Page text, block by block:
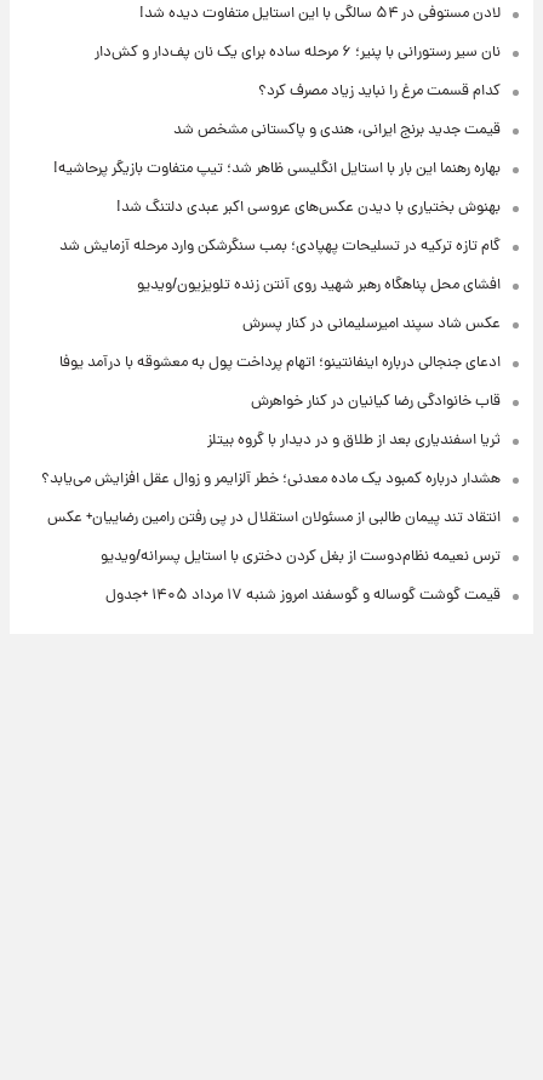
لادن مستوفی در ۵۴ سالگی با این استایل متفاوت دیده شد!
نان سیر رستورانی با پنیر؛ ۶ مرحله ساده برای یک نان پف‌دار و کش‌دار
کدام قسمت مرغ را نباید زیاد مصرف کرد؟
قیمت جدید برنج ایرانی، هندی و پاکستانی مشخص شد
بهاره رهنما این بار با استایل انگلیسی ظاهر شد؛ تیپ متفاوت بازیگر پرحاشیه!
بهنوش بختیاری با دیدن عکس‌های عروسی اکبر عبدی دلتنگ شد!
گام تازه ترکیه در تسلیحات پهپادی؛ بمب سنگرشکن وارد مرحله آزمایش شد
افشای محل پناهگاه‌ رهبر شهید روی آنتن زنده تلویزیون/ویدیو
عکس شاد سپند امیرسلیمانی در کنار پسرش
ادعای جنجالی درباره اینفانتینو؛ اتهام پرداخت پول به معشوقه با درآمد یوفا
قاب خانوادگی رضا کیانیان در کنار خواهرش
ثریا اسفندیاری بعد از طلاق و در دیدار با گروه بیتلز
هشدار درباره کمبود یک ماده معدنی؛ خطر آلزایمر و زوال عقل افزایش می‌یابد؟
انتقاد تند پیمان طالبی از مسئولان استقلال در پی رفتن رامین رضاییان+ عکس
ترس نعیمه نظام‌دوست از بغل کردن دختری با استایل پسرانه/ویدیو
قیمت گوشت گوساله و گوسفند امروز شنبه ۱۷ مرداد ۱۴۰۵ +جدول